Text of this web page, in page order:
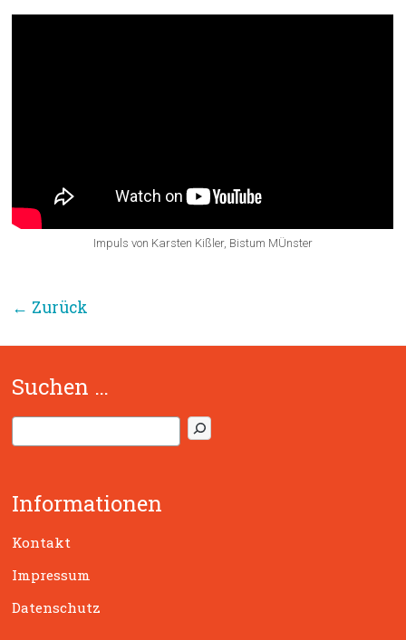
Impuls von Karsten Kißler, Bistum MÜnster
← Zurück
Suchen …
u
e
n
Informationen
Kontakt
Impressum
Datenschutz